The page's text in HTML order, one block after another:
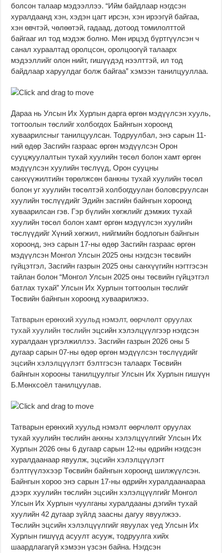
болсон талаар мэдээллээ. “Ийм байдлаар нэгдсэн
хуралдаанд хэн, хэдэн цагт ирсэн, хэн ирээгүй байгаа,
хэн өвчтэй, чөлөөтэй, гадаад, дотоод томилолттой
байгааг ил тод мэдэж болно. Мөн ирцэд бүртгүүлсэн ч
санал хураалтад оролцсон, оролцоогүй талаарх
мэдээллийг олон нийт, гишүүдэд нээлттэй, ил тод
байдлаар харуулдаг болж байгаа” хэмээн танилцууллаа.
Дараа нь Улсын Их Хурлын дарга өргөн мэдүүлсэн хууль,
тогтоолын төслийг холбогдох Байнгын хороонд
хуваарилсныг танилцуулсан. Тодруулбал, энэ сарын 11-
ний өдөр Засгийн газраас өргөн мэдүүлсэн Орон
сууцжуулалтын тухай хуулийн төсөл болон хамт өргөн
мэдүүлсэн хуулийн төслүүд, Орон сууцны
санхүүжилтийн төрөлжсөн банкны тухай хуулийн төсөл
болон уг хуулийн төсөлтэй холбогдуулан боловсруулсан
хуулийн төслүүдийг Эдийн засгийн байнгын хороонд
хуваарилсан гэв. Гэр бүлийн хөгжлийг дэмжих тухай
хуулийн төсөл болон хамт өргөн мэдүүлсэн хуулийн
төслүүдийг Хүний хөгжил, нийгмийн бодлогын байнгын
хороонд, энэ сарын 17-ны өдөр Засгийн газраас өргөн
мэдүүлсэн Монгол Улсын 2025 оны нэгдсэн төсвийн
гүйцэтгэл, Засгийн газрын 2025 оны санхүүгийн нэгтгэсэн
тайлан болон “Монгол Улсын 2025 оны төсвийн гүйцэтгэл
батлах тухай” Улсын Их Хурлын тогтоолын төслийг
Төсвийн байнгын хороонд хуваарилжээ.
Татварын ерөнхий хуульд нэмэлт, өөрчлөлт оруулах
тухай хуулийн төслийн эцсийн хэлэлцүүлгээр нэгдсэн
хуралдаан үргэлжиллээ. Засгийн газрын 2026 оны 5
дугаар сарын 07-ны өдөр өргөн мэдүүлсэн төслүүдийг
эцсийн хэлэлцүүлэгт бэлтгэсэн талаарх Төсвийн
байнгын хорооны танилцуулгыг Улсын Их Хурлын гишүүн
Б.Мөнхсоёл танилцуулав.
Татварын ерөнхий хуульд нэмэлт өөрчлөлт оруулах
тухай хуулийн төслийн анхны хэлэлцүүлгийг Улсын Их
Хурлын 2026 оны 6 дугаар сарын 12-ны өдрийн нэгдсэн
хуралдаанаар явуулж, эцсийн хэлэлцүүлэгт
бэлтгүүлэхээр Төсвийн байнгын хороонд шилжүүлсэн.
Байнгын хороо энэ сарын 17-ны өдрийн хуралдаанаараа
дээрх хуулийн төслийн эцсийн хэлэлцүүлгийг Монгол
Улсын Их Хурлын чуулганы хуралдааны дэгийн тухай
хуулийн 42 дугаар зүйлд заасны дагуу явуулжээ.
Төслийн эцсийн хэлэлцүүлгийг явуулах үед Улсын Их
Хурлын гишүүд асуулт асууж, тодруулга хийх
шаардлагагүй хэмээн үзсэн байна. Нэгдсэн